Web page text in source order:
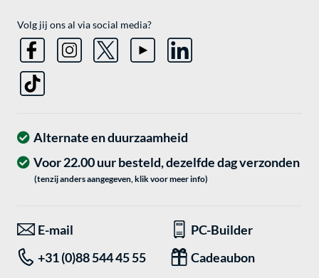
Volg jij ons al via social media?
Alternate en duurzaamheid
Voor 22.00 uur besteld, dezelfde dag verzonden
(tenzij anders aangegeven, klik voor meer info)
E-mail
PC-Builder
+31 (0)88 544 45 55
Cadeaubon